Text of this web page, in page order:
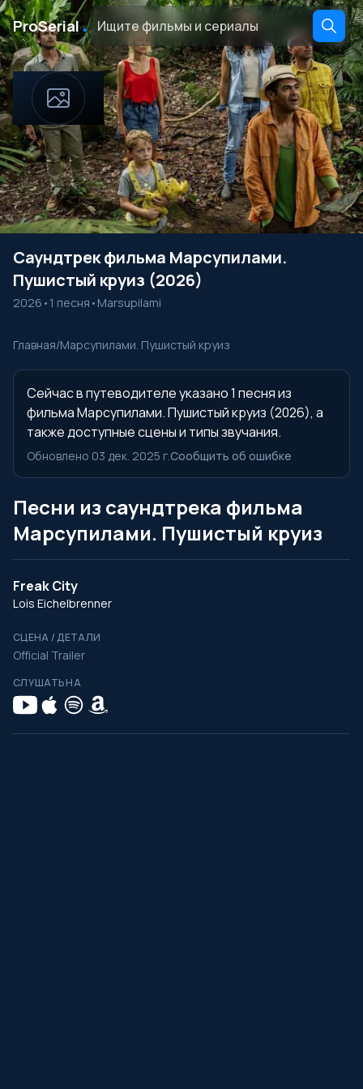
ProSerial․
Саундтрек фильма Марсупилами.
Пушистый круиз (2026)
2026 • 1 песня • Marsupilami
Главная/Марсупилами. Пушистый круиз
Сейчас в путеводителе указано 1 песня из
фильма Марсупилами. Пушистый круиз (2026), а
также доступные сцены и типы звучания.
Обновлено 03 дек. 2025 г.Сообщить об ошибке
Песни из саундтрека фильма
Марсупилами. Пушистый круиз
Freak City
Lois Eichelbrenner
СЦЕНА / ДЕТАЛИ
Official Trailer
СЛУШАТЬ НА